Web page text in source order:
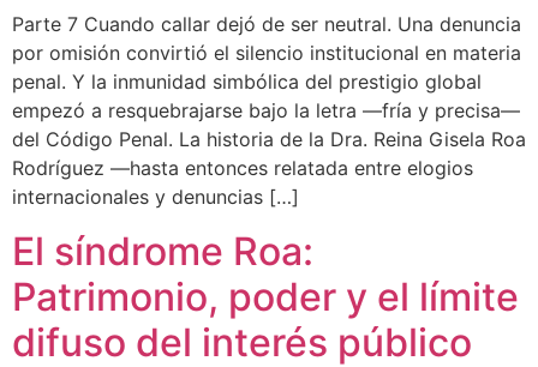
Parte 7 Cuando callar dejó de ser neutral. Una denuncia
por omisión convirtió el silencio institucional en materia
penal. Y la inmunidad simbólica del prestigio global
empezó a resquebrajarse bajo la letra —fría y precisa—
del Código Penal. La historia de la Dra. Reina Gisela Roa
Rodríguez —hasta entonces relatada entre elogios
internacionales y denuncias […]
El síndrome Roa:
Patrimonio, poder y el límite
difuso del interés público